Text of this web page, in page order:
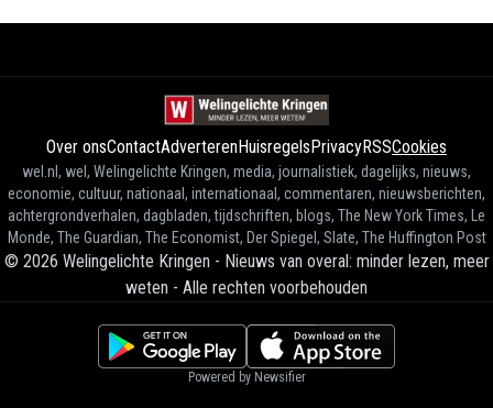
Over onsContactAdverterenHuisregels PrivacyRSSCookies
wel.nl, wel, Welingelichte Kringen, media, journalistiek, dagelijks, nieuws,
economie, cultuur, nationaal, internationaal, commentaren, nieuwsberichten,
achtergrondverhalen, dagbladen, tijdschriften, blogs, The New York Times, Le
Monde, The Guardian, The Economist, Der Spiegel, Slate, The Huffington Post
© 2026 Welingelichte Kringen - Nieuws van overal: minder lezen, meer
weten - Alle rechten voorbehouden
Powered by Newsifier